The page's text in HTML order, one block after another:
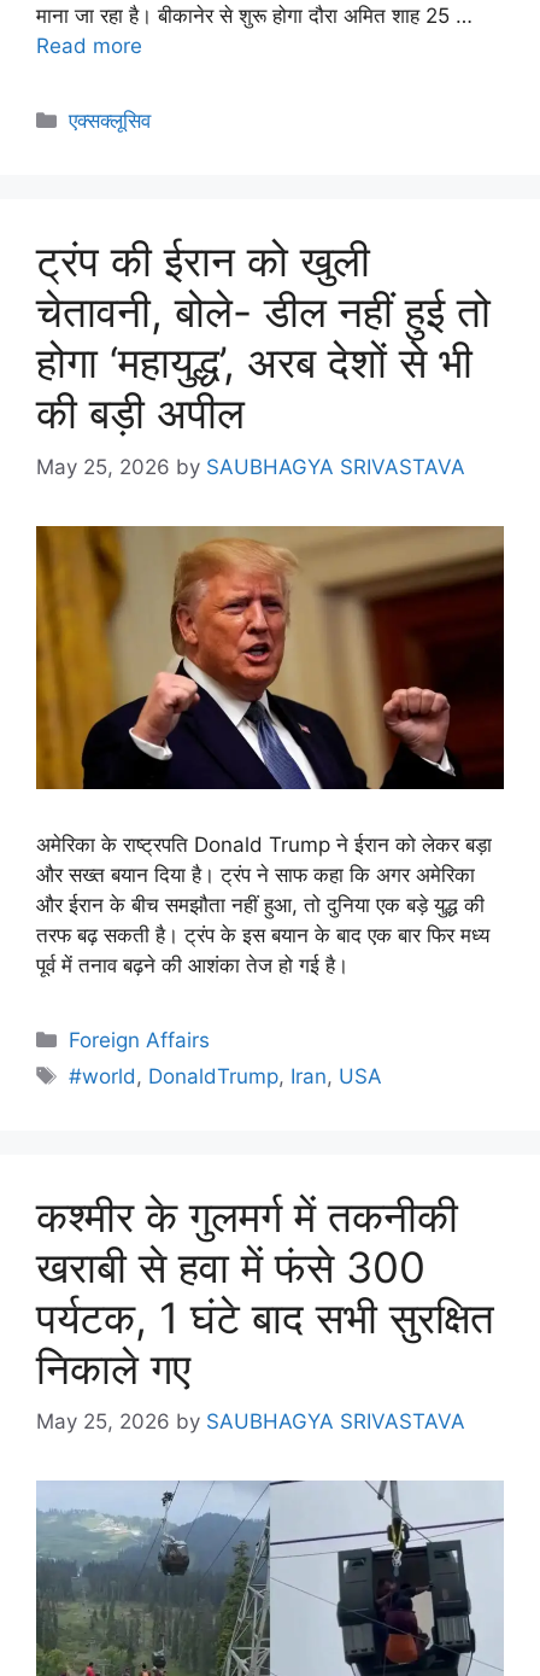
माना जा रहा है। बीकानेर से शुरू होगा दौरा अमित शाह 25 …
Read more
एक्सक्लूसिव
ट्रंप की ईरान को खुली
चेतावनी, बोले- डील नहीं हुई तो
होगा ‘महायुद्ध’, अरब देशों से भी
की बड़ी अपील
May 25, 2026 by SAUBHAGYA SRIVASTAVA
अमेरिका के राष्ट्रपति Donald Trump ने ईरान को लेकर बड़ा
और सख्त बयान दिया है। ट्रंप ने साफ कहा कि अगर अमेरिका
और ईरान के बीच समझौता नहीं हुआ, तो दुनिया एक बड़े युद्ध की
तरफ बढ़ सकती है। ट्रंप के इस बयान के बाद एक बार फिर मध्य
पूर्व में तनाव बढ़ने की आशंका तेज हो गई है।
Foreign Affairs
#world , DonaldTrump, Iran, USA
कश्मीर के गुलमर्ग में तकनीकी
खराबी से हवा में फंसे 300
पर्यटक, 1 घंटे बाद सभी सुरक्षित
निकाले गए
May 25, 2026 by SAUBHAGYA SRIVASTAVA